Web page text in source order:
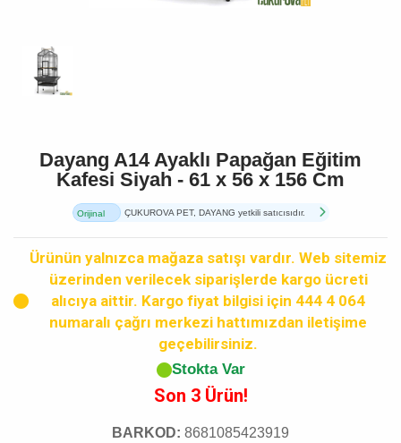
Dayang A14 Ayaklı Papağan Eğitim
Kafesi Siyah - 61 x 56 x 156 Cm
Orijinal
ÇUKUROVA PET, DAYANG yetkili satıcısıdır.
Ürünün yalnızca mağaza satışı vardır. Web sitemiz
üzerinden verilecek siparişlerde kargo ücreti
alıcıya aittir. Kargo fiyat bilgisi için 444 4 064
numaralı çağrı merkezi hattımızdan iletişime
geçebilirsiniz.
Stokta Var
Son 3 Ürün!
BARKOD: 8681085423919